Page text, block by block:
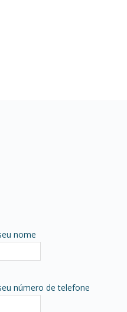
nome
número de telefone